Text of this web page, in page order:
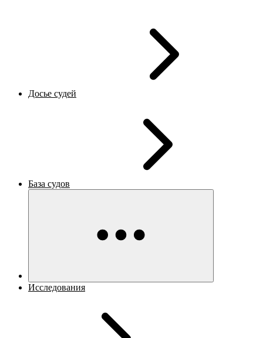
Досье судей
База судов
Исследования